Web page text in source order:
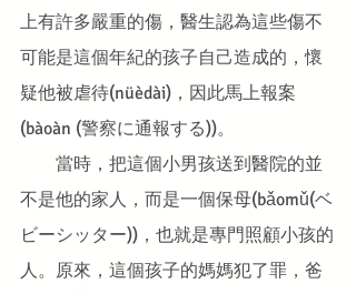
上有許多嚴重的傷，醫生認為這些傷不
可能是這個年紀的孩子自己造成的，懷
疑他被虐待(nüèdài)，因此馬上報案
(bàoàn (警察に通報する))。
當時，把這個小男孩送到醫院的並
不是他的家人，而是一個保母(bǎomǔ(ベ
ビーシッター))，也就是專門照顧小孩的
人。原來，這個孩子的媽媽犯了罪，爸